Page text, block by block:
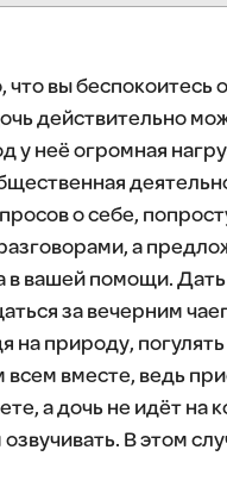
вы беспокоитесь
действительно
у неё огромная
о себе,
а
в вашей помощи.
за вечерним
на природу,
вместе, ведь
а дочь не идёт на
В этом